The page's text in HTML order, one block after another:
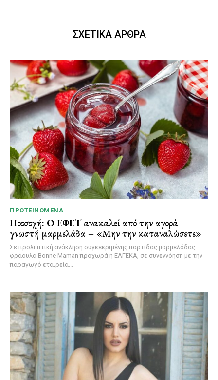
ΣΧΕΤΙΚΑ ΑΡΘΡΑ
ΠΡΟΤΕΙΝΌΜΕΝΑ
Προσοχή: Ο ΕΦΕΤ ανακαλεί από την αγορά
γνωστή μαρμελάδα – «Μην την καταναλώσετε»
Σε προληπτική ανάκληση συγκεκριμένης παρτίδας μαρμελάδας
φράουλα Bonne Maman προχωρά η ΕΛΓΕΚΑ, σε συνεννόηση με την
παραγωγό εταιρεία...